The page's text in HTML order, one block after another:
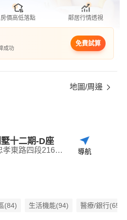
房價高低落點 鄰居行情透視
成功
免費試算
地圖/周邊
十二期-D座
台北市大安區忠孝東路四段216巷27弄6號 導航
(84) 生活機能(94) 醫療/銀行(65)